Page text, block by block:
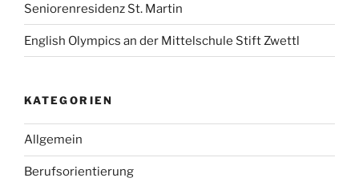
Seniorenresidenz St. Martin
English Olympics an der Mittelschule Stift Zwettl
KATEGORIEN
Allgemein
Berufsorientierung